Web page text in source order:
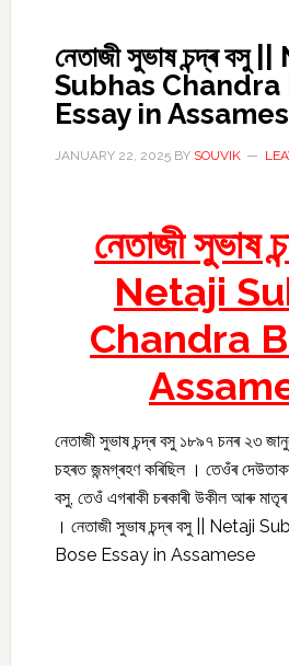
নেতাজী সুভাষ চন্দ্ৰ বসু
Subhas Chandra
Essay in
JANUARY 22, 2025BY SOUVIK
নেতাজী সুভাষ
Netaji
Chandra
নেতাজী সুভাষ চন্দ্ৰ বসু ১৮৯৭ চনৰ ২৩
চহৰত জন্মগ্ৰহণ কৰিছিল । তেওঁৰ
বসু, তেওঁ এগৰাকী চৰকাৰী উকীল আৰু মাতৃৰ
। নেতাজী সুভাষ চন্দ্ৰ বসু || Netaji
Bose Essay in Assamese